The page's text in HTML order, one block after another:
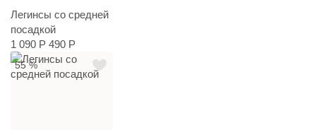
Легинсы со средней
посадкой
1 090 Р 490 Р
55 %